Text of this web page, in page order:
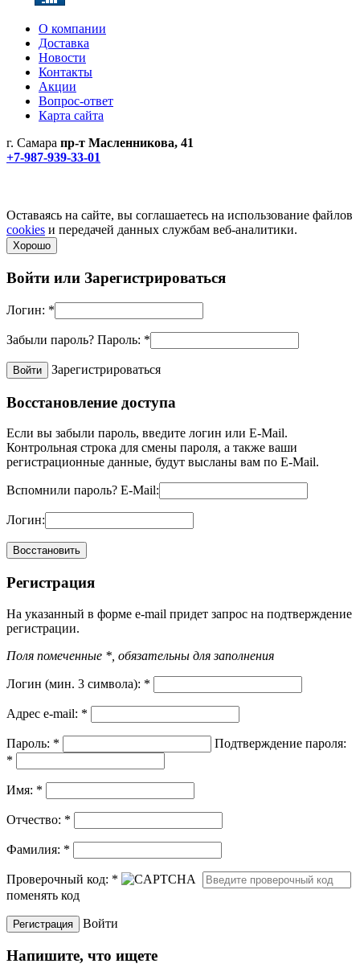
О компании
Доставка
Новости
Контакты
Акции
Вопрос-ответ
Карта сайта
г. Самара пр-т Масленникова, 41
+7-987-939-33-01
Оставаясь на сайте, вы соглашаетесь на использование файлов
cookies и передачей данных службам веб-аналитики.
Хорошо
Войти или Зарегистрироваться
Логин: *
Забыли пароль? Пароль: *
Зарегистрироваться
Восстановление доступа
Если вы забыли пароль, введите логин или E-Mail.
Контрольная строка для смены пароля, а также ваши
регистрационные данные, будут высланы вам по E-Mail.
Вспомнили пароль? E-Mail:
Логин:
Регистрация
На указанный в форме e-mail придет запрос на подтверждение
регистрации.
Поля помеченные *, обязательны для заполнения
Логин (мин. 3 символа): *
Адрес e-mail: *
Пароль: *
Подтверждение пароля:
*
Имя: *
Отчество: *
Фамилия: *
Проверочный код: *
поменять код
Войти
Напишите, что ищете